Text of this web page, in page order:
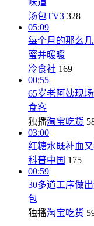
味道
汤包TV3 328
05:09
每个月的那么
蜜并暖暖
冷食社 169
00:55
65岁老阿姨现
食客
独播淘宝吃货
03:00
红糖水既补血
科普中国 175
00:59
30多道工序做
包
独播淘宝吃货